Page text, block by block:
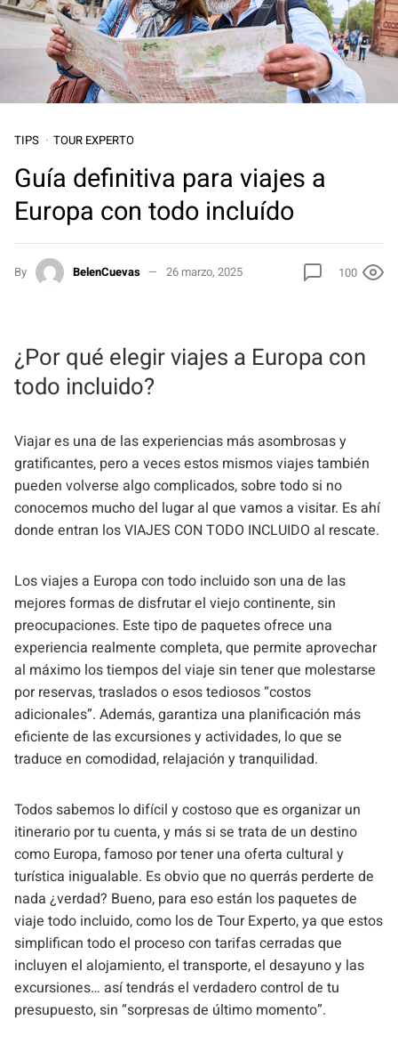
TIPS TOUR EXPERTO
Guía definitiva para viajes a
Europa con todo incluído
By BelenCuevas 26 marzo, 2025 100
¿Por qué elegir viajes a Europa con
todo incluido?
Viajar es una de las experiencias más asombrosas y
gratificantes, pero a veces estos mismos viajes también
pueden volverse algo complicados, sobre todo si no
conocemos mucho del lugar al que vamos a visitar. Es ahí
donde entran los VIAJES CON TODO INCLUIDO al rescate.
Los viajes a Europa con todo incluido son una de las
mejores formas de disfrutar el viejo continente, sin
preocupaciones. Este tipo de paquetes ofrece una
experiencia realmente completa, que permite aprovechar
al máximo los tiempos del viaje sin tener que molestarse
por reservas, traslados o esos tediosos “costos
adicionales”. Además, garantiza una planificación más
eficiente de las excursiones y actividades, lo que se
traduce en comodidad, relajación y tranquilidad.
Todos sabemos lo difícil y costoso que es organizar un
itinerario por tu cuenta, y más si se trata de un destino
como Europa, famoso por tener una oferta cultural y
turística inigualable. Es obvio que no querrás perderte de
nada ¿verdad? Bueno, para eso están los paquetes de
viaje todo incluido, como los de Tour Experto, ya que estos
simplifican todo el proceso con tarifas cerradas que
incluyen el alojamiento, el transporte, el desayuno y las
excursiones… así tendrás el verdadero control de tu
presupuesto, sin “sorpresas de último momento”.